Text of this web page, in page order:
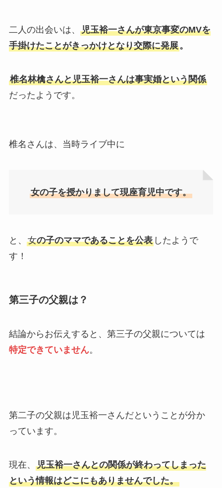
二人の出会いは、 児玉裕一さんが東京事変のMVを
手掛けたことがきっかけとなり交際に発展。
椎名林檎さんと児玉裕一さんは事実婚という関係
だったようです。
椎名さんは、当時ライブ中に
女の子を授かりまして現座育児中です。
と、 女の子のママであることを公表したようで
す！
第三子の父親は？
結論からお伝えすると、第三子の父親については
特定できていません。
第二子の父親は児玉裕一さんだということが分か
っています。
現在、 児玉裕一さんとの関係が終わってしまった
という情報はどこにもありませんでした。